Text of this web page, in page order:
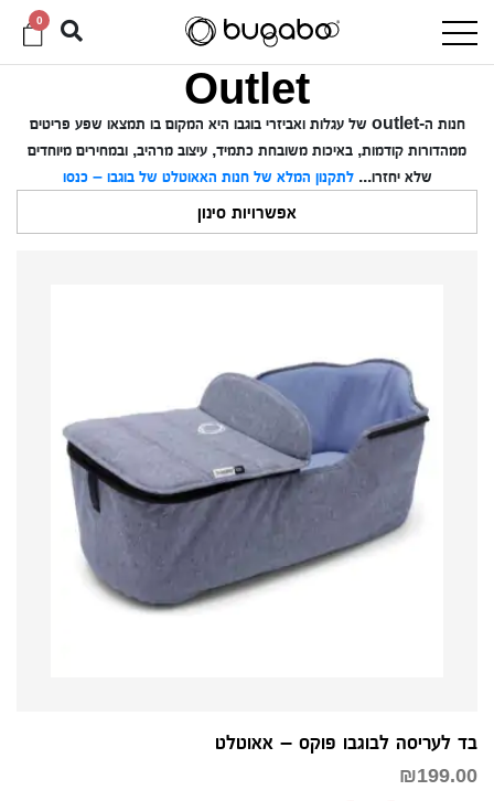
0
Outlet
חנות ה-outlet של עגלות ואביזרי בוגבו היא
המקום בו תמצאו שפע פריטים
ממהדורות קודמות, באיכות משובחת כתמיד, עיצוב מרהיב, ובמחירים מיוחדים
שלא יחזרו... לתקנון המלא של חנות האאוטלט של בוגבו – כנסו
אפשרויות סינון
בד לעריסה לבוגבו פוקס – אאוטלט
₪199.00